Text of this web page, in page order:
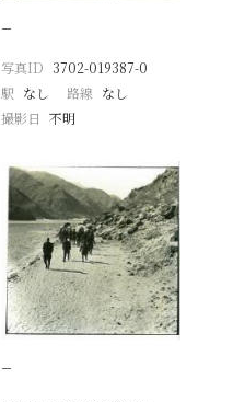
−
写真ID 3702-019387-0
駅 なし 路線 なし
撮影日 不明
−